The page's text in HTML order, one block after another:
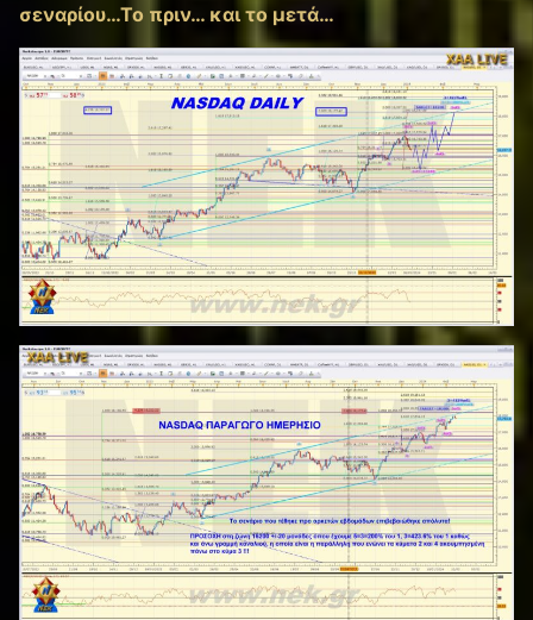
σεναρίου…Το πριν… και το μετά…